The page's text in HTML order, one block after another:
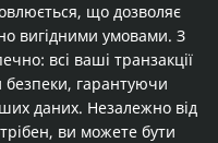
що дозволяє
вигідними умовами. З
всі ваші транзакції
безпеки, гарантуючи
даних. Незалежно від
ви можете бути